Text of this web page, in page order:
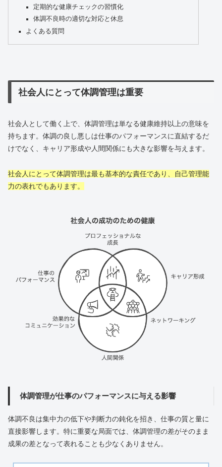
定期的な健康チェックの習慣化
体調不良時の適切な対応と休息
よくある質問
社会人にとって体調管理は重要
社会人として働く上で、体調管理は単なる健康維持以上の意味を
持ちます。体調の良し悪しは仕事のパフォーマンスに直結するだ
けでなく、キャリア形成や人間関係にも大きな影響を与えます。
社会人にとって体調管理は最も基本的な責任であり、自己管理能
力の表れでもあります。
体調管理が仕事のパフォーマンスに与える影響
体調不良は集中力の低下や判断力の鈍化を招き、仕事の質と量に
直接影響します。特に重要な局面では、体調管理の差がそのまま
成果の差となって表れることも少なくありません。